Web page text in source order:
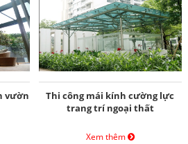
vườn
Thi công mái kính cường lực
trang trí ngoại thất
Xem thêm